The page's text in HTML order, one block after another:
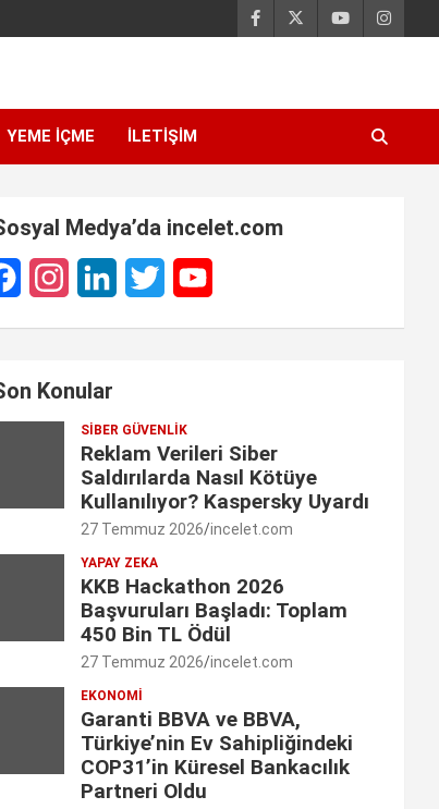
YEME İÇME İLETIŞIM
Medya’da incelet.com
e
o
k
t
m
e
d
I
t
e
r
b
e
h
a
n
e
Konular
SIBER GÜVENLIK
Reklam Verileri Siber
Saldırılarda Nasıl Kötüye
Kullanılıyor? Kaspersky Uyardı
27 Temmuz 2026 incelet.com
YAPAY ZEKA
KKB Hackathon 2026
Başvuruları Başladı: Toplam
450 Bin TL Ödül
27 Temmuz 2026 incelet.com
EKONOMI
Garanti BBVA ve BBVA,
Türkiye’nin Ev Sahipliğindeki
COP31’in Küresel Bankacılık
Partneri Oldu